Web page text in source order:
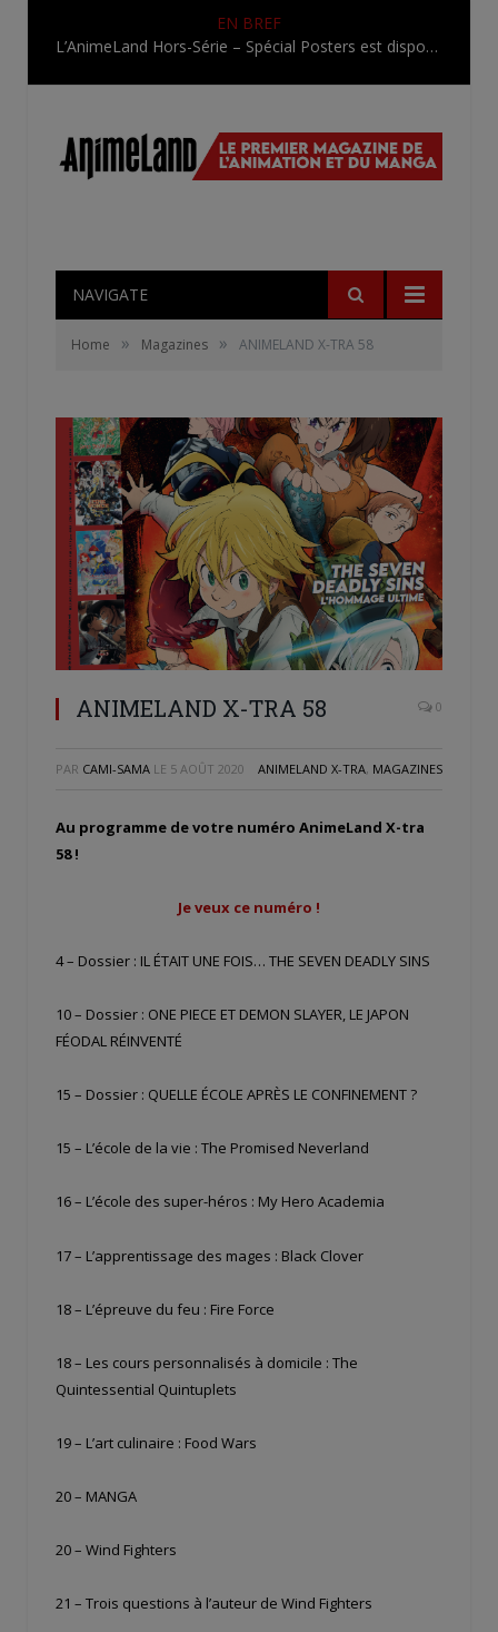
EN BREF
L’AnimeLand Hors-Série – Spécial Posters est disponible !
NAVIGATE
Home » Magazines » ANIMELAND X-TRA 58
ANIMELAND X-TRA 58 0
PAR CAMI-SAMA LE 5 AOÛT 2020 ANIMELAND X-TRA, MAGAZINES
Au programme de votre numéro AnimeLand X-tra
58 !
Je veux ce numéro !
4 – Dossier : IL ÉTAIT UNE FOIS… THE SEVEN DEADLY SINS
10 – Dossier : ONE PIECE ET DEMON SLAYER, LE JAPON
FÉODAL RÉINVENTÉ
15 – Dossier : QUELLE ÉCOLE APRÈS LE CONFINEMENT ?
15 – L’école de la vie : The Promised Neverland
16 – L’école des super-héros : My Hero Academia
17 – L’apprentissage des mages : Black Clover
18 – L’épreuve du feu : Fire Force
18 – Les cours personnalisés à domicile : The
Quintessential Quintuplets
19 – L’art culinaire : Food Wars
20 – MANGA
20 – Wind Fighters
21 – Trois questions à l’auteur de Wind Fighters